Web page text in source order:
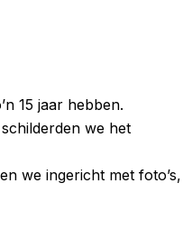
15 jaar hebben.
we het
we ingericht met foto’s,